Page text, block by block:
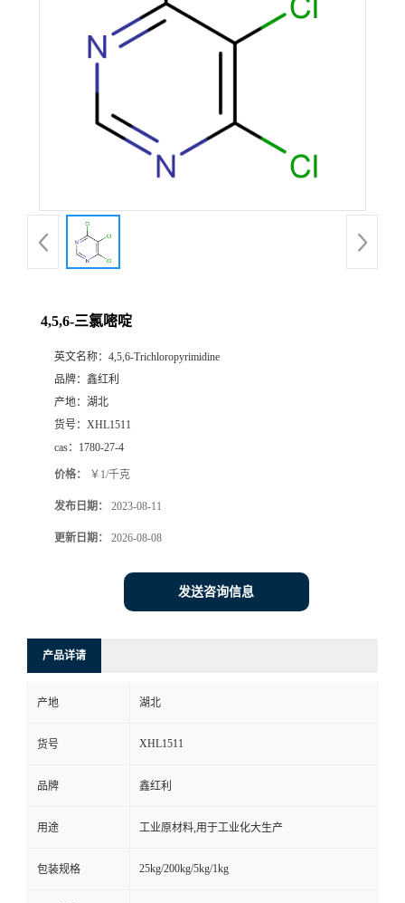
4,5,6-三氯嘧啶
英文名称： 4,5,6-Trichloropyrimidine
品牌： 鑫红利
产地： 湖北
货号： XHL1511
cas： 1780-27-4
价格： ￥1/千克
发布日期： 2023-08-11
更新日期： 2026-08-08
发送咨询信息
产品详请
产地 湖北
货号 XHL1511
品牌 鑫红利
用途 工业原材料,用于工业化大生产
包装规格 25kg/200kg/5kg/1kg